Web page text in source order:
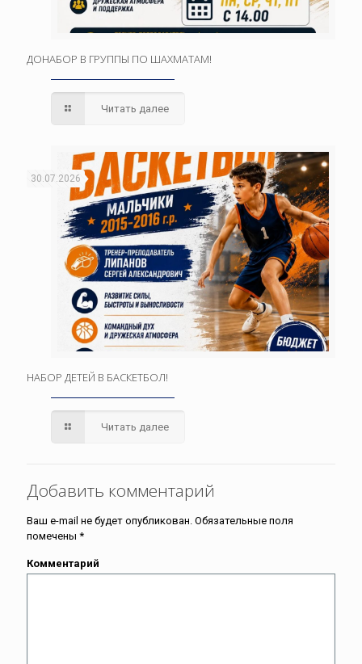
ДОНАБОР В ГРУППЫ ПО ШАХМАТАМ!
Читать далее
30.07.2026
НАБОР ДЕТЕЙ В БАСКЕТБОЛ!
Читать далее
Добавить комментарий
Ваш e-mail не будет опубликован. Обязательные поля
помечены *
Комментарий